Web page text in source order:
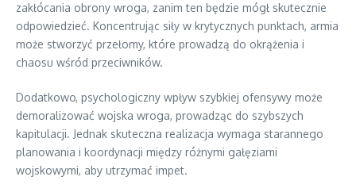
zakłócania obrony wroga, zanim ten będzie mógł skutecznie
odpowiedzieć. Koncentrując siły w krytycznych punktach, armia
może stworzyć przełomy, które prowadzą do okrążenia i
chaosu wśród przeciwników.
Dodatkowo, psychologiczny wpływ szybkiej ofensywy może
demoralizować wojska wroga, prowadząc do szybszych
kapitulacji. Jednak skuteczna realizacja wymaga starannego
planowania i koordynacji między różnymi gałęziami
wojskowymi, aby utrzymać impet.